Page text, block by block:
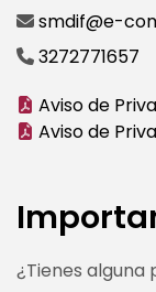
smdif@e-
3272771657
Aviso de
Aviso de
¿Tienes